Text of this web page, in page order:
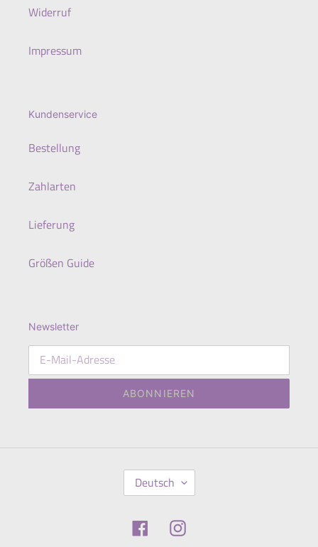
Widerruf
Impressum
Kundenservice
Bestellung
Zahlarten
Lieferung
Größen Guide
Newsletter
ABONNIEREN
S Deutsch
FacebookInstagram